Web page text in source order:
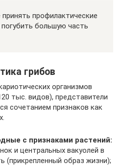
профилактические
большую часть
грибов
организмов
тыс. видов), представители
сочетанием признаков как
с признаками растений:
и центральных вакуолей в
(прикрепленный образ жизни);